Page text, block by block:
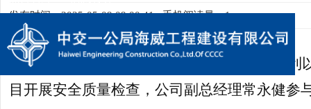
发布时间：2025-05-09 09:00:41手机阅读量：1
5
月9日，公司党委书记、执行董事尉洪
目开展安全质量检查，公司副总经理常永健参